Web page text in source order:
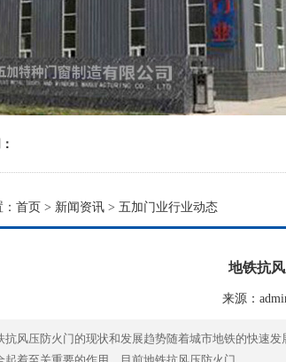
首页 > 新闻资讯 > 五加门业行业动态
地铁抗
来源：
抗风压防火门的现状和发展趋势随着城市地铁的快速